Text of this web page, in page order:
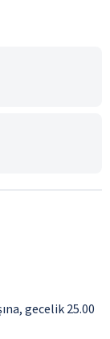
gecelik 25.00